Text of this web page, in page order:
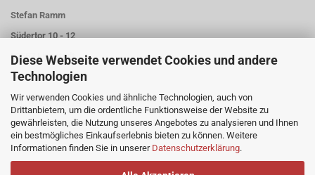
Diese Webseite verwendet Cookies und andere
Technologien
Wir verwenden Cookies und ähnliche Technologien, auch von
Drittanbietern, um die ordentliche Funktionsweise der Website zu
gewährleisten, die Nutzung unseres Angebotes zu analysieren und Ihnen
ein bestmögliches Einkaufserlebnis bieten zu können. Weitere
Informationen finden Sie in unserer Datenschutzerklärung.
Stefan Ramm
Südertor 10 - 12
59557 Lippstadt
Tel.: 02947 / 977940
Email: info@ramm-computer.de